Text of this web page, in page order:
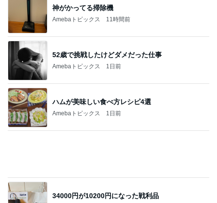
神がかってる掃除機
Amebaトピックス 11時間前
52歳で挑戦したけどダメだった仕事
Amebaトピックス 1日前
ハムが美味しい食べ方レシピ4選
Amebaトピックス 1日前
34000円が10200円になった戦利品